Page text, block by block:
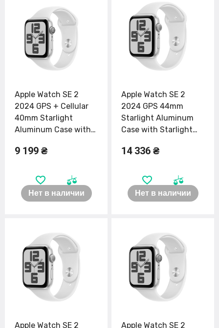
Apple Watch SE 2
2024 GPS + Cellular
40mm Starlight
Aluminum Case with
M/L (MXG03, MXGK3)
9 199 ₴
Нет в наличии
Apple Watch SE 2
2024 GPS 44mm
Starlight Aluminum
Case with Starlight
(MXEU3)
14 336 ₴
Нет в наличии
Apple Watch SE 2
Apple Watch SE 2